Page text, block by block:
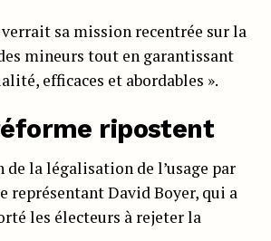
verrait sa mission recentrée sur la
mineurs tout en garantissant
efficaces et abordables ».
ripostent
la légalisation de l’usage par
représentant David Boyer, qui a
les électeurs à rejeter la